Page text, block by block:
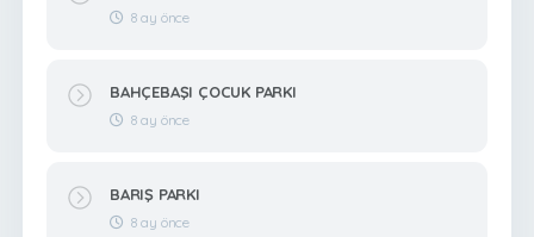
8 ay önce
BAHÇEBAŞI ÇOCUK PARKI
8 ay önce
BARIŞ PARKI
8 ay önce